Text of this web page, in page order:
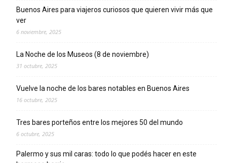
Buenos Aires para viajeros curiosos que quieren vivir más que
ver
6 noviembre, 2025
La Noche de los Museos (8 de noviembre)
31 octubre, 2025
Vuelve la noche de los bares notables en Buenos Aires
16 octubre, 2025
Tres bares porteños entre los mejores 50 del mundo
6 octubre, 2025
Palermo y sus mil caras: todo lo que podés hacer en este